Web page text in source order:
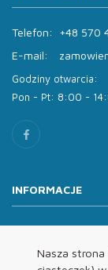
Nasza
Telefon:
+48 570
E-mail:
Godziny otwarcia:
Pon - Pt: 8:00 -
INFORMACJE
Oferta